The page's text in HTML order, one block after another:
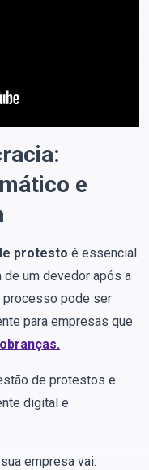
e
protesto é essencial
de um devedor após a
processo pode ser
para empresas que
de protestos e
digital e
empresa vai: